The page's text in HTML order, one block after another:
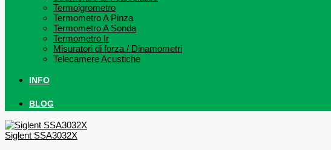
Termoigrometro
Termometro A Pinza
Termometro A Sonda
Termometro Ir
Misuratori di forza / Dinamometri
Telecamere Acustiche
INFO
BLOG
Siglent SSA3032X